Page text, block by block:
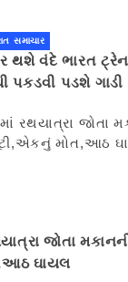
સમાચાર
થશે વંદે ભારત
પડશે ગાડી
જોતા
ઘાયલ